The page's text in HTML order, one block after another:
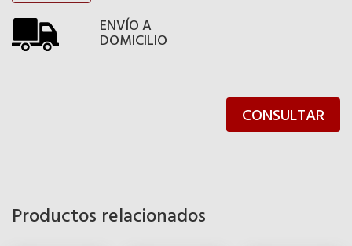
ENVÍO A
DOMICILIO
CONSULTAR
Productos relacionados